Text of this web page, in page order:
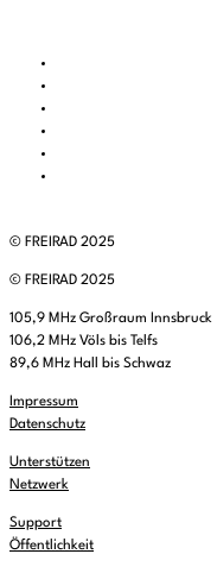
© FREIRAD 2025
© FREIRAD 2025
105,9 MHz Großraum Innsbruck
106,2 MHz Völs bis Telfs
89,6 MHz Hall bis Schwaz
Impressum
Datenschutz
Unterstützen
Netzwerk
Support
Öffentlichkeit